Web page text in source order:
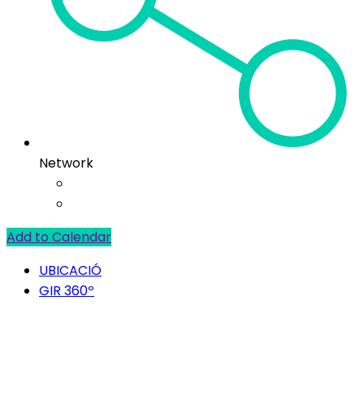
Network
Add to Calendar
UBICACIÓ
GIR 360º